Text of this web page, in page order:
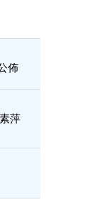
佈
萍